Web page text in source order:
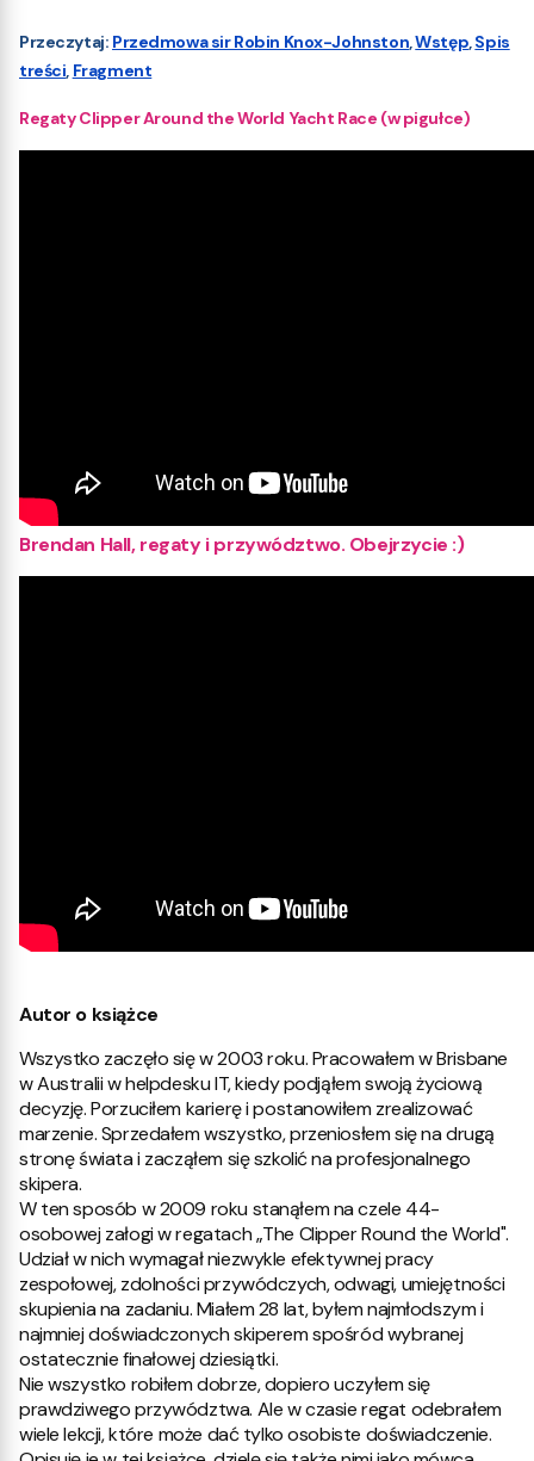
Przeczytaj: Przedmowa sir Robin Knox-Johnston,Wstęp,Spis
treści, Fragment
Regaty Clipper Around the World Yacht Race (w pigułce)
Brendan Hall, regaty i przywództwo. Obejrzycie :)
Autor o książce
Wszystko zaczęło się w 2003 roku. Pracowałem w Brisbane
w Australii w helpdesku IT, kiedy podjąłem swoją życiową
decyzję. Porzuciłem karierę i postanowiłem zrealizować
marzenie. Sprzedałem wszystko, przeniosłem się na drugą
stronę świata i zacząłem się szkolić na profesjonalnego
skipera.
W ten sposób w 2009 roku stanąłem na czele 44-
osobowej załogi w regatach „The Clipper Round the World".
Udział w nich wymagał niezwykle efektywnej pracy
zespołowej, zdolności przywódczych, odwagi, umiejętności
skupienia na zadaniu. Miałem 28 lat, byłem najmłodszym i
najmniej doświadczonych skiperem spośród wybranej
ostatecznie finałowej dziesiątki.
Nie wszystko robiłem dobrze, dopiero uczyłem się
prawdziwego przywództwa. Ale w czasie regat odebrałem
wiele lekcji, które może dać tylko osobiste doświadczenie.